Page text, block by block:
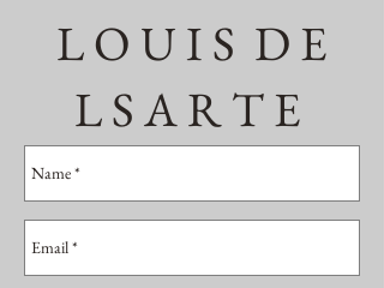
L O U I S D E
L S A R T E